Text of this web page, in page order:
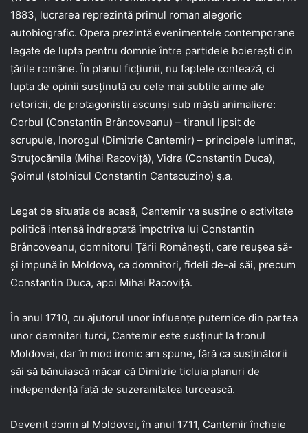
1883, lucrarea reprezintă primul roman alegoric
autobiografic. Opera prezintă evenimentele contemporane
legate de lupta pentru domnie între partidele boiereşti din
ţările române. În planul ficţiunii, nu faptele contează, ci
lupta de opinii susţinută cu cele mai subtile arme ale
retoricii, de protagoniştii ascunşi sub măşti animaliere:
Corbul (Constantin Brâncoveanu) – tiranul lipsit de
scrupule, Inorogul (Dimitrie Cantemir) – principele luminat,
Struţocămila (Mihai Racoviţă), Vidra (Constantin Duca),
Şoimul (stolnicul Constantin Cantacuzino) ş.a.
Legat de situaţia de acasă, Cantemir va susţine o activitate
politică intensă îndreptată împotriva lui Constantin
Brâncoveanu, domnitorul Ţării Româneşti, care reuşea să-
şi impună în Moldova, ca domnitori, fideli de-ai săi, precum
Constantin Duca, apoi Mihai Racoviţă.
În anul 1710, cu ajutorul unor influenţe puternice din partea
unor demnitari turci, Cantemir este susţinut la tronul
Moldovei, dar în mod ironic am spune, fără ca susţinătorii
săi să bănuiască măcar că Dimitrie ticluia planuri de
independenţă faţă de suzeranitatea turcească.
Devenit domn al Moldovei, în anul 1711, Cantemir încheie